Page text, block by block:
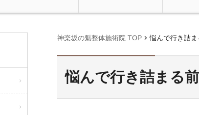
神楽坂の魁整体施術院 TOP chevron_right悩んで行き詰ま
悩んで行き詰まる